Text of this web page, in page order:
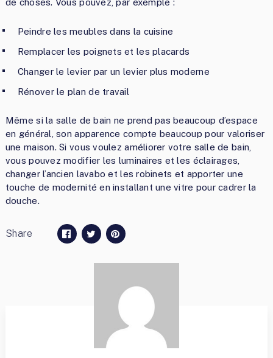
Peindre les meubles dans la cuisine
Remplacer les poignets et les placards
Changer le levier par un levier plus moderne
Rénover le plan de travail
Même si la salle de bain ne prend pas beaucoup d’espace
en général, son apparence compte beaucoup pour valoriser
une maison. Si vous voulez améliorer votre salle de bain,
vous pouvez modifier les luminaires et les éclairages,
changer l’ancien lavabo et les robinets et apporter une
touche de modernité en installant une vitre pour cadrer la
douche.
Share